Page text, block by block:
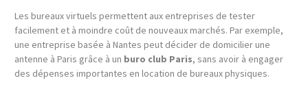
Les bureaux virtuels permettent aux entreprises de tester
facilement et à moindre coût de nouveaux marchés. Par exemple,
une entreprise basée à Nantes peut décider de domicilier une
antenne à Paris grâce à un buro club Paris, sans avoir à engager
des dépenses importantes en location de bureaux physiques.